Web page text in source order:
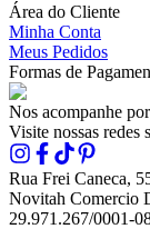
Área do Cliente
Minha Conta
Meus Pedidos
Formas de
Nos acompanhe
Visite nossas redes
Rua Frei Caneca,
Novitah Comercio
29.971.267/0001-